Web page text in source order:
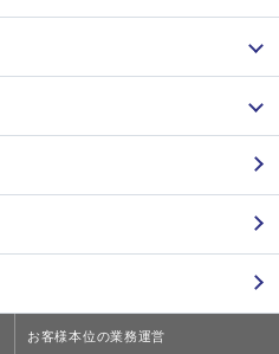
お客様本位の業務運営